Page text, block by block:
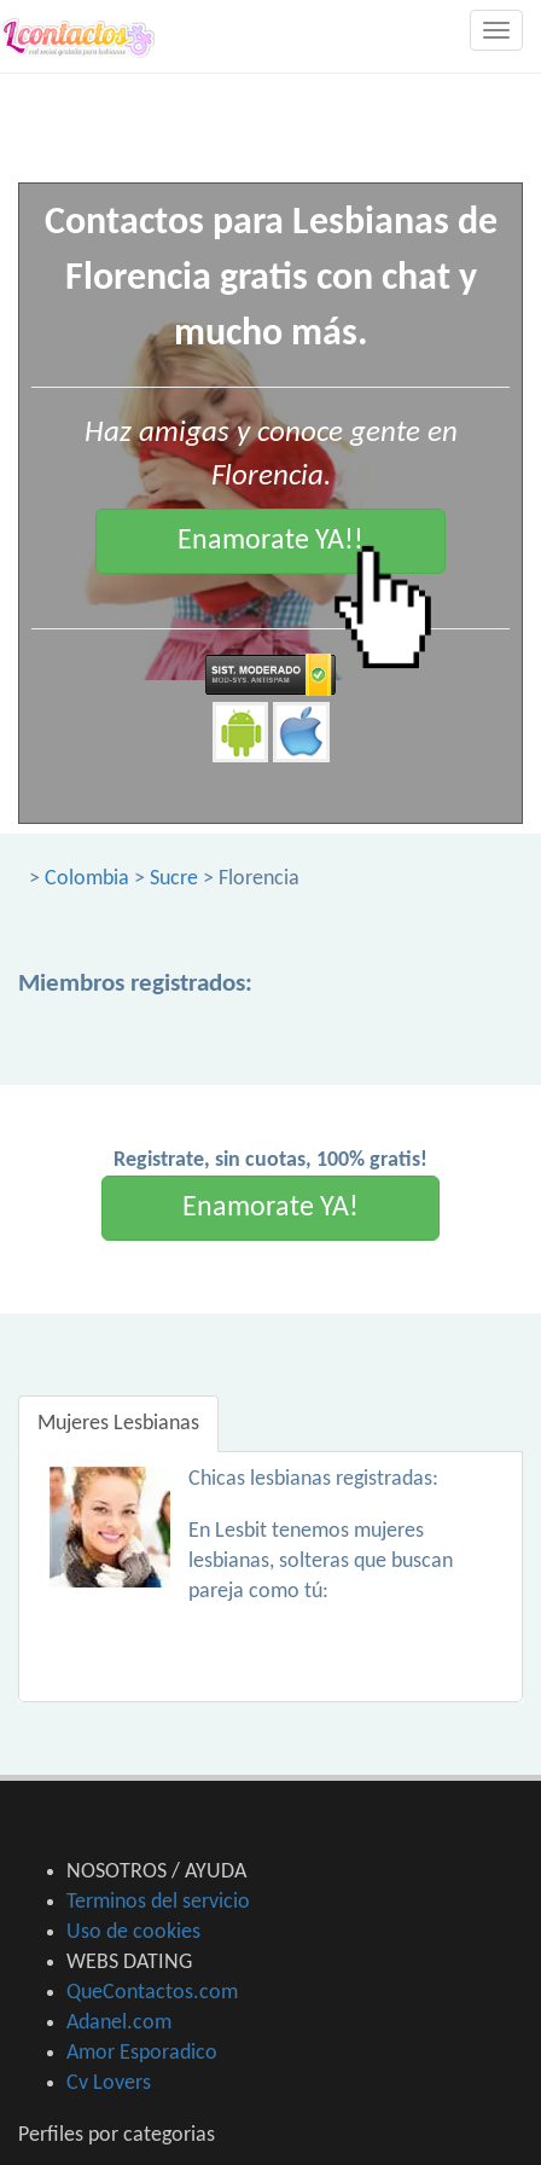
Contactos para Lesbianas de
Florencia gratis con chat y
mucho más.
Haz amigas y conoce gente en
Florencia.
Enamorate YA!!
> Colombia > Sucre > Florencia
Miembros registrados:
Registrate, sin cuotas, 100% gratis!
Enamorate YA!
Mujeres Lesbianas
Chicas lesbianas registradas:
En Lesbit tenemos mujeres
lesbianas, solteras que buscan
pareja como tú:
NOSOTROS / AYUDA
Terminos del servicio
Uso de cookies
WEBS DATING
QueContactos.com
Adanel.com
Amor Esporadico
Cv Lovers
Perfiles por categorias